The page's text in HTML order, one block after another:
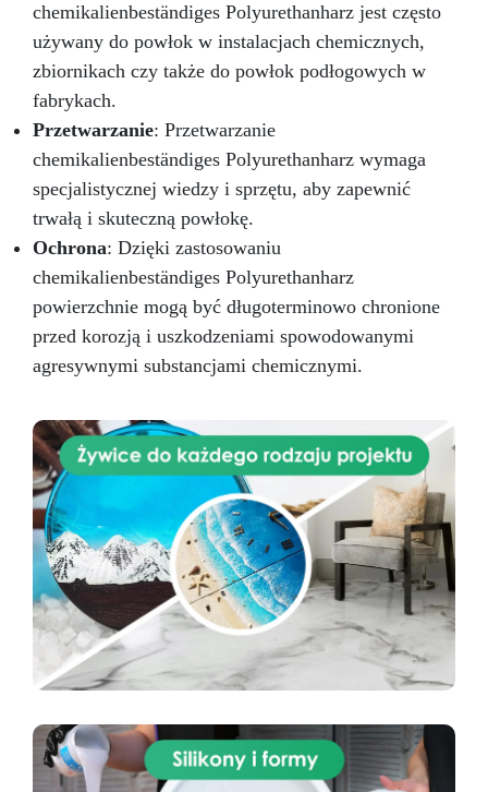
chemikalienbeständiges Polyurethanharz jest często
używany do powłok w instalacjach chemicznych,
zbiornikach czy także do powłok podłogowych w
fabrykach.
Przetwarzanie: Przetwarzanie
chemikalienbeständiges Polyurethanharz wymaga
specjalistycznej wiedzy i sprzętu, aby zapewnić
trwałą i skuteczną powłokę.
Ochrona: Dzięki zastosowaniu
chemikalienbeständiges Polyurethanharz
powierzchnie mogą być długoterminowo chronione
przed korozją i uszkodzeniami spowodowanymi
agresywnymi substancjami chemicznymi.